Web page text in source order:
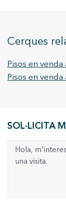
Cerques
Pisos en
Pisos en
SOL·LICITA